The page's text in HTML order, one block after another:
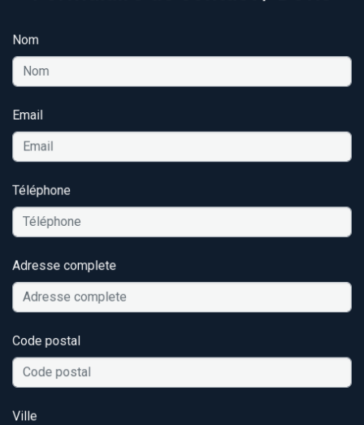
Nom
Email
Téléphone
Adresse complete
Code postal
Ville